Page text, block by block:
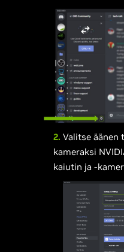
2.Valitse
kameraksi
kaiutin ja -